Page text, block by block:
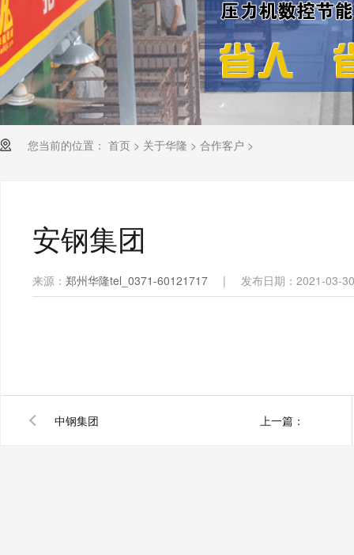
您当前的位置： 首页 > 关于华隆 > 合作客户 >
安钢集团
来源： 郑州华隆tel_0371-60121717 | 发布日期：2021-03-30
上一篇：
中钢集团